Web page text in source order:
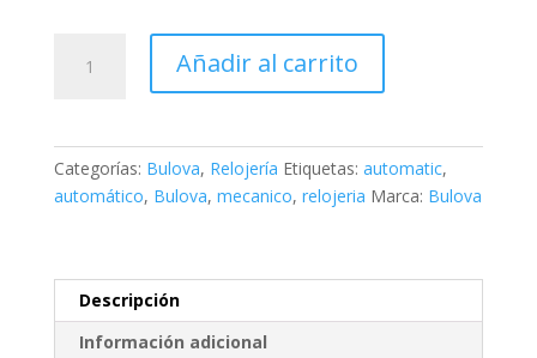
Classic
Añadir al carrito
Categorías: Bulova, Relojería Etiquetas: automatic,
automático, Bulova, mecanico, relojeria Marca: Bulova
Descripción
Información adicional